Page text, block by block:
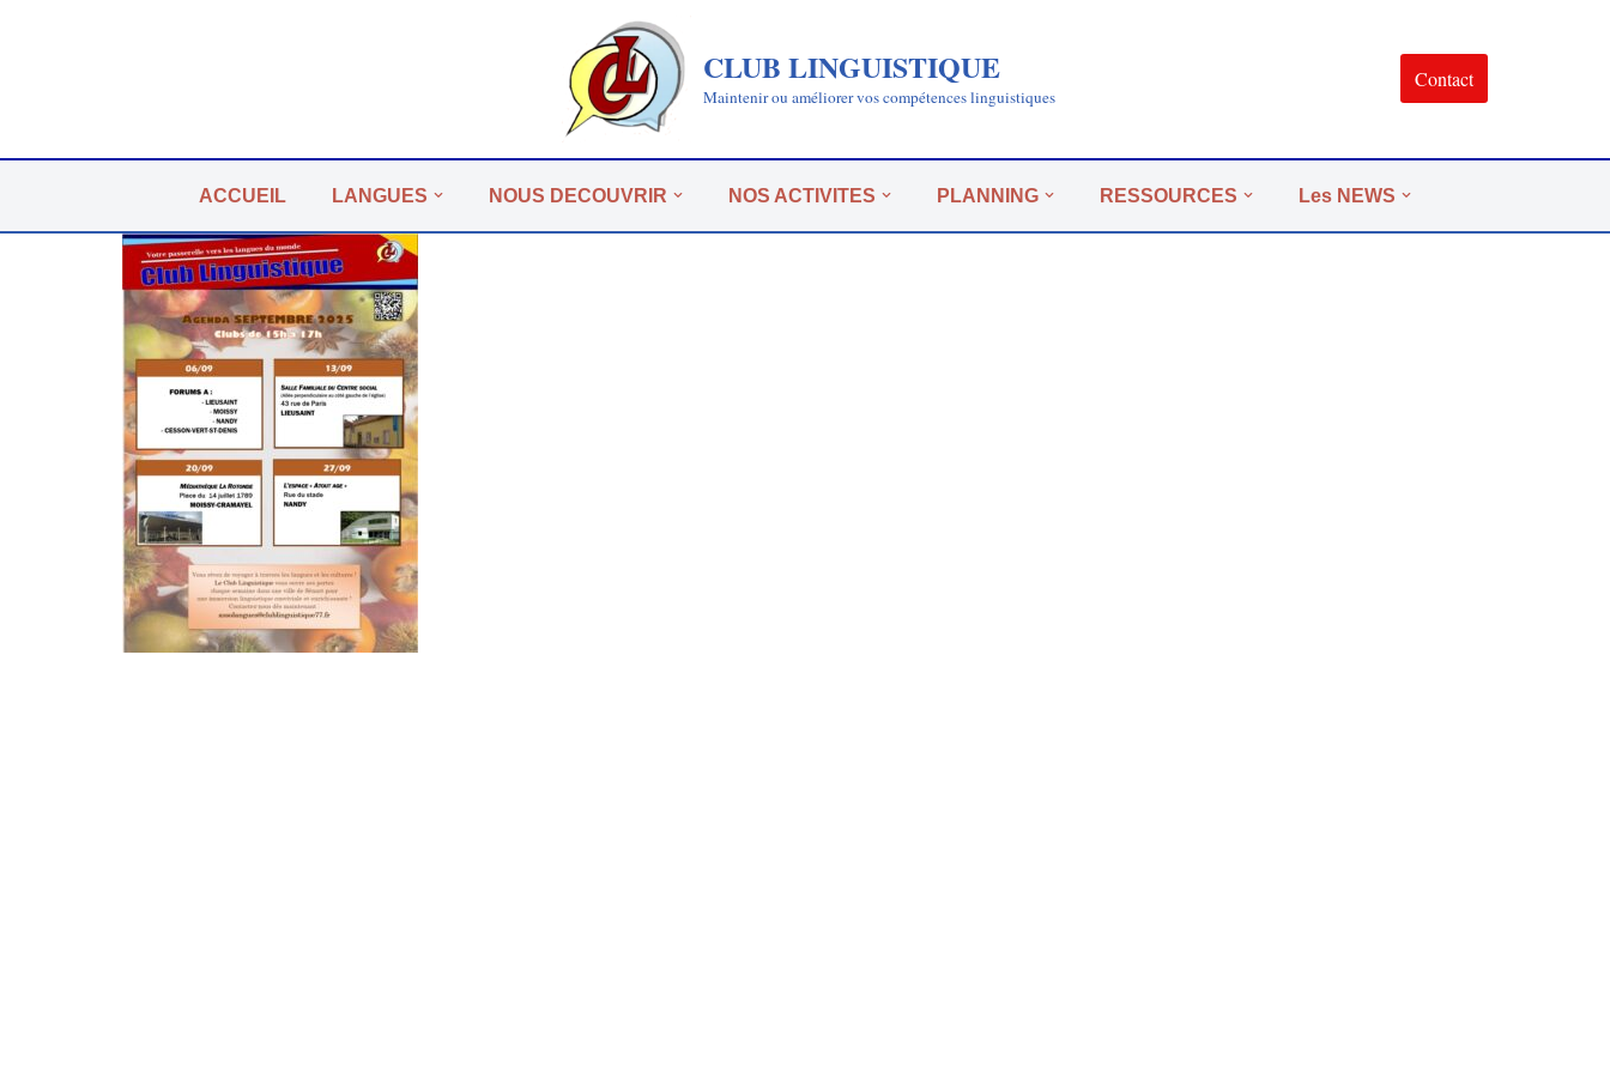
CLUB LINGUISTIQUE
Maintenir ou améliorer vos compétences linguistiques
Contact
ACCUEIL LANGUES NOUS DECOUVRIR NOS ACTIVITES PLANNING RESSOURCES Les NEWS